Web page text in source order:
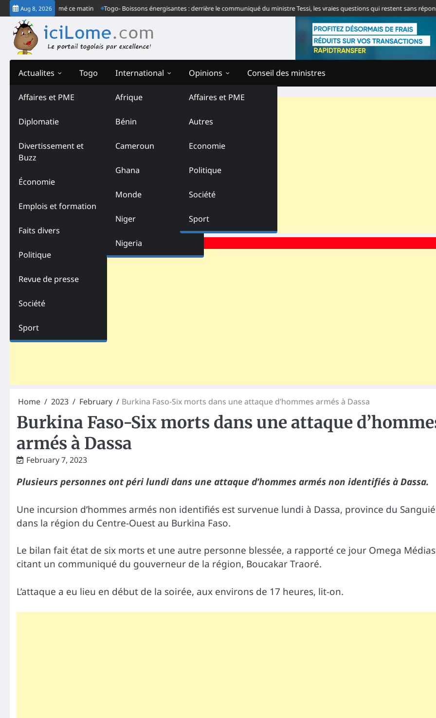
Skip
to
content
Aug 8, 2026
à Lomé ce matin Togo- Boissons énergisantes : derrière le communiqué du ministre Tessi, les vraies questions qui restent sans réponse
Actualites
Affaires et PME
Diplomatie
Divertissement et
Buzz
Économie
Emplois et formation
Faits divers
Politique
Revue de presse
Société
Sport
Togo International
Afrique
Bénin
Cameroun
Ghana
Monde
Niger
Nigeria
Opinions
Affaires et PME
Autres
Economie
Politique
Société
Sport
Conseil des ministres
Home 2023 February Burkina Faso-Six morts dans une attaque d’hommes armés à Dassa
Burkina Faso-Six morts dans une attaque
armés à Dassa
February 7, 2023
Plusieurs personnes ont péri lundi dans une attaque d’hommes armés non identifiés à Dassa.
Une incursion d’hommes armés non identifiés est survenue lundi à Dassa, province du
dans la région du Centre-Ouest au Burkina Faso.
Le bilan fait état de six morts et une autre personne blessée, a rapporté ce jour Omega
citant un communiqué du gouverneur de la région, Boucakar Traoré.
L’attaque a eu lieu en début de la soirée, aux environs de 17 heures, lit-on.